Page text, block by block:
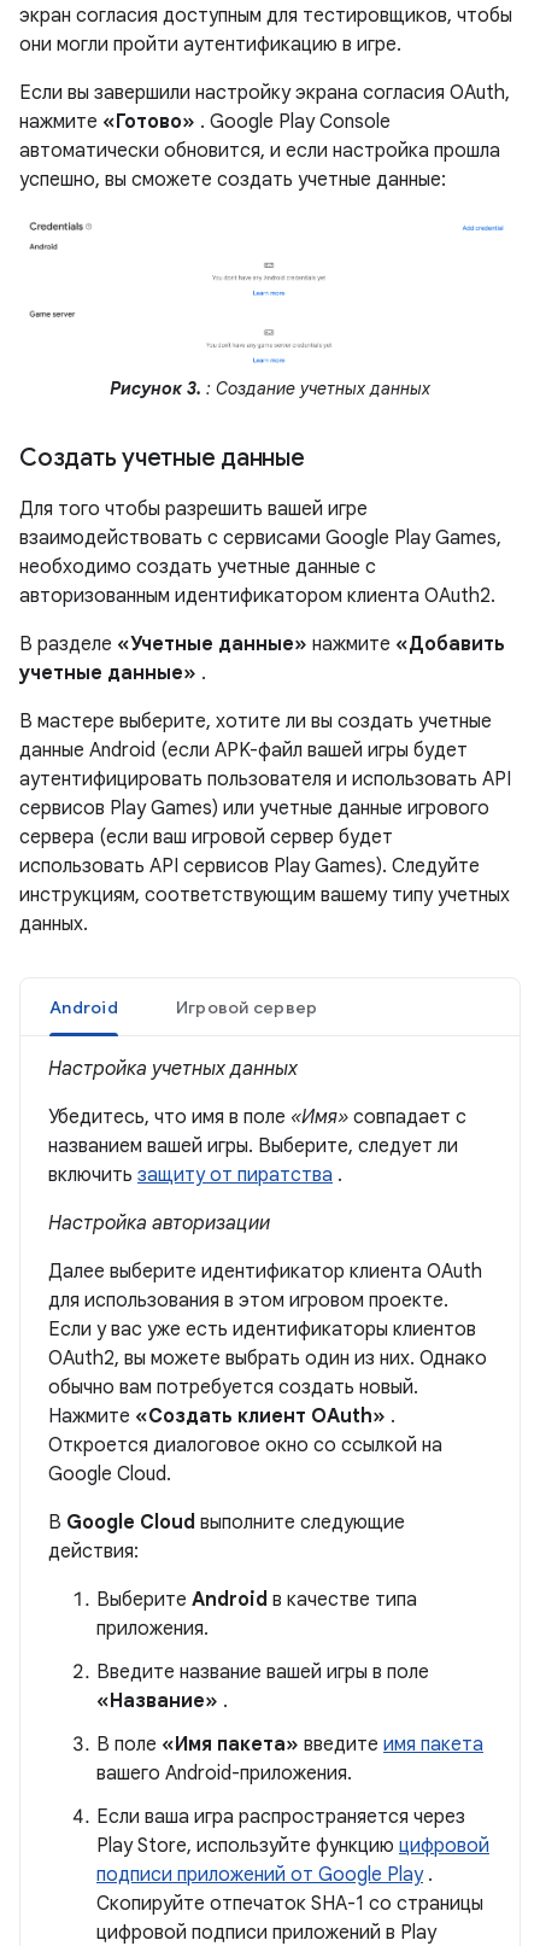
экран согласия доступным для тестировщиков, чтобы
они могли пройти аутентификацию в игре.
Если вы завершили настройку экрана согласия OAuth,
нажмите «Готово» . Google Play Console
автоматически обновится, и если настройка прошла
успешно, вы сможете создать учетные данные:
Рисунок 3. : Создание учетных данных
Создать учетные данные
Для того чтобы разрешить вашей игре
взаимодействовать с сервисами Google Play Games,
необходимо создать учетные данные с
авторизованным идентификатором клиента OAuth2.
В разделе «Учетные данные» нажмите «Добавить
учетные данные» .
В мастере выберите, хотите ли вы создать учетные
данные Android (если APK-файл вашей игры будет
аутентифицировать пользователя и использовать API
сервисов Play Games) или учетные данные игрового
сервера (если ваш игровой сервер будет
использовать API сервисов Play Games). Следуйте
инструкциям, соответствующим вашему типу учетных
данных.
Android Игровой сервер
Настройка учетных данных
Убедитесь, что имя в поле «Имя» совпадает с
названием вашей игры. Выберите, следует ли
включить защиту от пиратства .
Настройка авторизации
Далее выберите идентификатор клиента OAuth
для использования в этом игровом проекте.
Если у вас уже есть идентификаторы клиентов
OAuth2, вы можете выбрать один из них. Однако
обычно вам потребуется создать новый.
Нажмите «Создать клиент OAuth» .
Откроется диалоговое окно со ссылкой на
Google Cloud.
В Google Cloud выполните следующие
действия:
Выберите Android в качестве типа
приложения.
Введите название вашей игры в поле
«Название» .
В поле «Имя пакета» введите имя пакета
вашего Android-приложения.
Если ваша игра распространяется через
Play Store, используйте функцию цифровой
подписи приложений от Google Play.
Скопируйте отпечаток SHA-1 со страницы
цифровой подписи приложений в Play